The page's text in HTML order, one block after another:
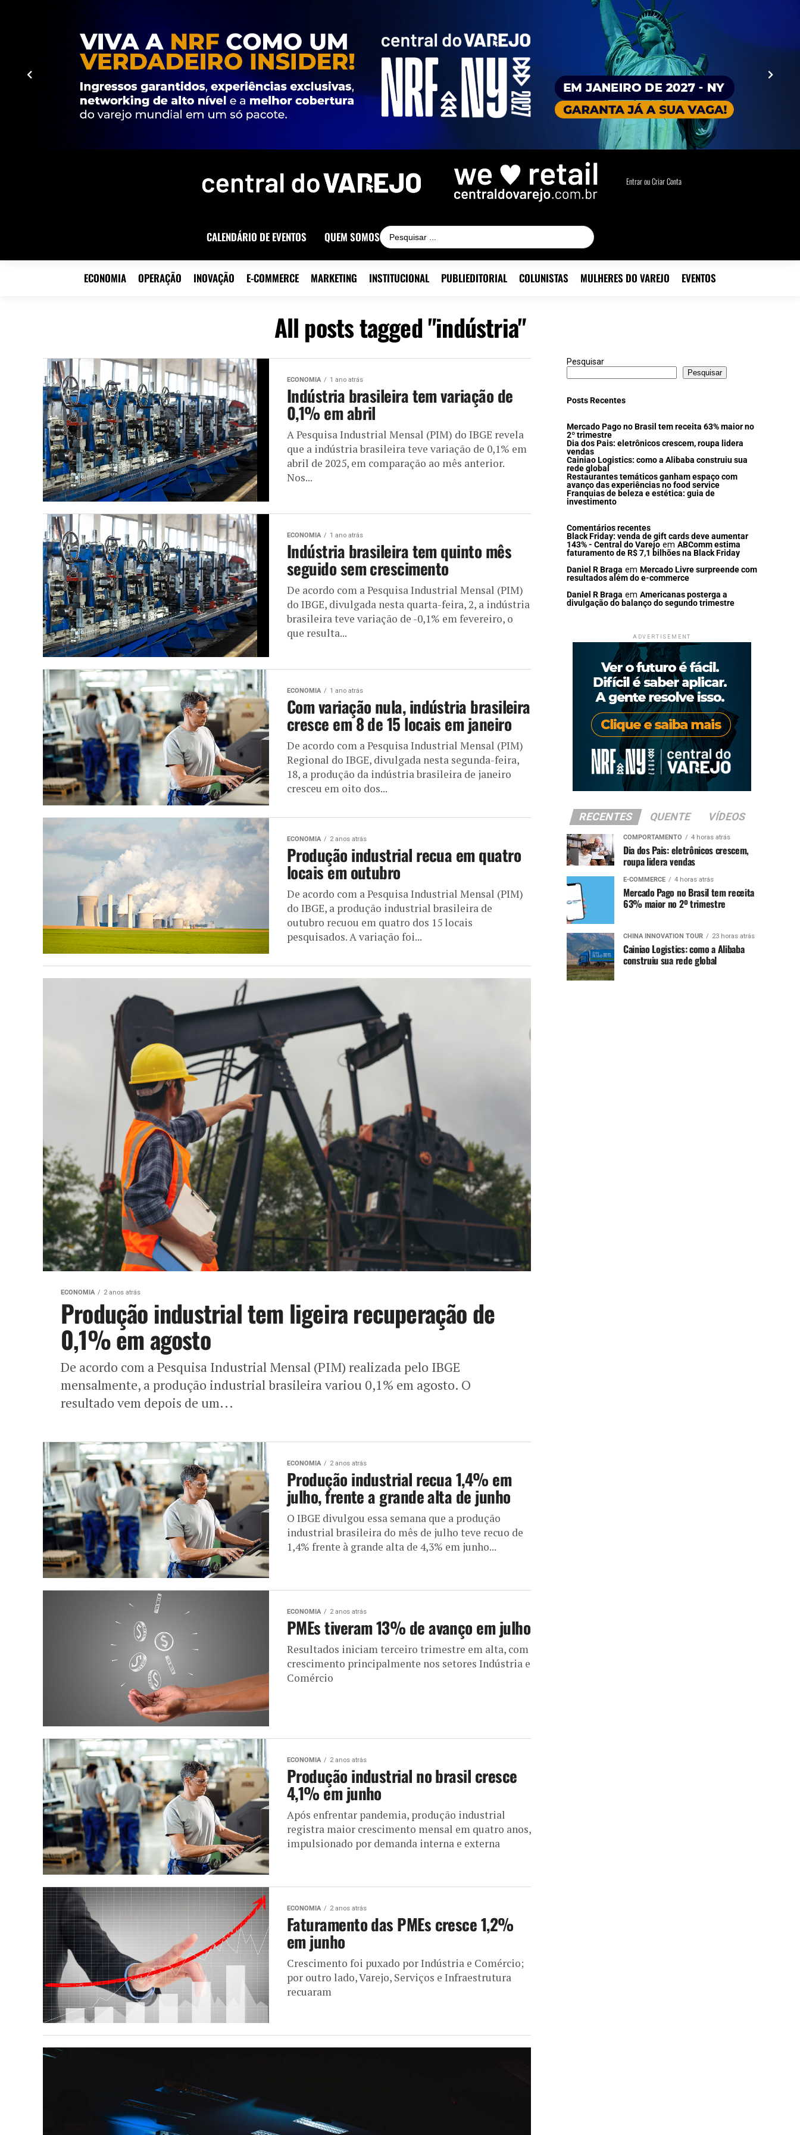
Entrar ou Criar Conta
CALENDÁRIO DE EVENTOS QUEM SOMOS
ECONOMIA OPERAÇÃO INOVAÇÃO E-COMMERCE MARKETING INSTITUCIONAL PUBLIEDITORIAL COLUNISTAS MULHERES DO VAREJO EVENTOS
All posts tagged "indústria"
ECONOMIA 1 ano atrás
Indústria brasileira tem variação de
0,1% em abril
A Pesquisa Industrial Mensal (PIM) do IBGE revela
que a indústria brasileira teve variação de 0,1% em
abril de 2025, em comparação ao mês anterior.
Nos...
ECONOMIA 1 ano atrás
Indústria brasileira tem quinto mês
seguido sem crescimento
De acordo com a Pesquisa Industrial Mensal (PIM)
do IBGE, divulgada nesta quarta-feira, 2, a indústria
brasileira teve variação de -0,1% em fevereiro, o
que resulta...
ECONOMIA 1 ano atrás
Com variação nula, indústria brasileira
cresce em 8 de 15 locais em janeiro
De acordo com a Pesquisa Industrial Mensal (PIM)
Regional do IBGE, divulgada nesta segunda-feira,
18, a produção da indústria brasileira de janeiro
cresceu em oito dos...
ECONOMIA 2 anos atrás
Produção industrial recua em quatro
locais em outubro
De acordo com a Pesquisa Industrial Mensal (PIM)
do IBGE, a produção industrial brasileira de
outubro recuou em quatro dos 15 locais
pesquisados. A variação foi...
ECONOMIA 2 anos atrás
Produção industrial tem ligeira recuperação de
0,1% em agosto
De acordo com a Pesquisa Industrial Mensal (PIM) realizada pelo IBGE
mensalmente, a produção industrial brasileira variou 0,1% em agosto. O
resultado vem depois de um...
ECONOMIA 2 anos atrás
Produção industrial recua 1,4% em
julho, frente a grande alta de junho
O IBGE divulgou essa semana que a produção
industrial brasileira do mês de julho teve recuo de
1,4% frente à grande alta de 4,3% em junho...
ECONOMIA 2 anos atrás
PMEs tiveram 13% de avanço em julho
Resultados iniciam terceiro trimestre em alta, com
crescimento principalmente nos setores Indústria e
Comércio
ECONOMIA 2 anos atrás
Produção industrial no brasil cresce
4,1% em junho
Após enfrentar pandemia, produção industrial
registra maior crescimento mensal em quatro anos,
impulsionado por demanda interna e externa
ECONOMIA 2 anos atrás
Faturamento das PMEs cresce 1,2%
em junho
Crescimento foi puxado por Indústria e Comércio;
por outro lado, Varejo, Serviços e Infraestrutura
recuaram
Pesquisar
Pesquisar
Posts Recentes
Mercado Pago no Brasil tem receita 63% maior no
2º trimestre
Dia dos Pais: eletrônicos crescem, roupa lidera
vendas
Cainiao Logistics: como a Alibaba construiu sua
rede global
Restaurantes temáticos ganham espaço com
avanço das experiências no food service
Franquias de beleza e estética: guia de
investimento
Comentários recentes
Black Friday: venda de gift cards deve aumentar
143% - Central do Varejo em ABComm estima
faturamento de R$ 7,1 bilhões na Black Friday
Daniel R Braga em Mercado Livre surpreende com
resultados além do e-commerce
Daniel R Braga em Americanas posterga a
divulgação do balanço do segundo trimestre
ADVERTISEMENT
RECENTES QUENTE VÍDEOS
COMPORTAMENTO 4 horas atrás
Dia dos Pais: eletrônicos crescem,
roupa lidera vendas
E-COMMERCE 4 horas atrás
Mercado Pago no Brasil tem receita
63% maior no 2º trimestre
CHINA INNOVATION TOUR 23 horas atrás
Cainiao Logistics: como a Alibaba
construiu sua rede global